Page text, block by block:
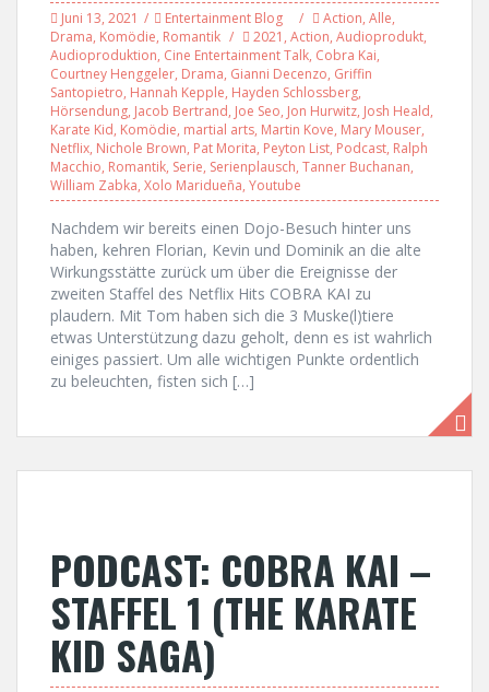
Juni 13, 2021 Entertainment Blog Action, Alle,
Drama, Komödie, Romantik 2021 , Action, Audioprodukt,
Audioproduktion, Cine Entertainment Talk, Cobra Kai,
Courtney Henggeler, Drama, Gianni Decenzo, Griffin
Santopietro, Hannah Kepple, Hayden Schlossberg,
Hörsendung, Jacob Bertrand, Joe Seo, Jon Hurwitz, Josh Heald,
Karate Kid, Komödie, martial arts, Martin Kove, Mary Mouser,
Netflix, Nichole Brown, Pat Morita, Peyton List, Podcast, Ralph
Macchio, Romantik, Serie, Serienplausch, Tanner Buchanan,
William Zabka, Xolo Maridueña, Youtube
Nachdem wir bereits einen Dojo-Besuch hinter uns
haben, kehren Florian, Kevin und Dominik an die alte
Wirkungsstätte zurück um über die Ereignisse der
zweiten Staffel des Netflix Hits COBRA KAI zu
plaudern. Mit Tom haben sich die 3 Muske(l)tiere
etwas Unterstützung dazu geholt, denn es ist wahrlich
einiges passiert. Um alle wichtigen Punkte ordentlich
zu beleuchten, fisten sich […]
PODCAST: COBRA KAI –
STAFFEL 1 (THE KARATE
KID SAGA)